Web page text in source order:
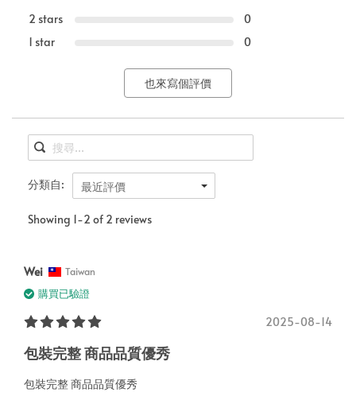
2 stars
0
1 star
0
也來寫個評價
分類自: 最近評價
Showing 1-2 of 2 reviews
Wei Taiwan
購買已驗證
2025-08-14
包裝完整 商品品質優秀
包裝完整 商品品質優秀